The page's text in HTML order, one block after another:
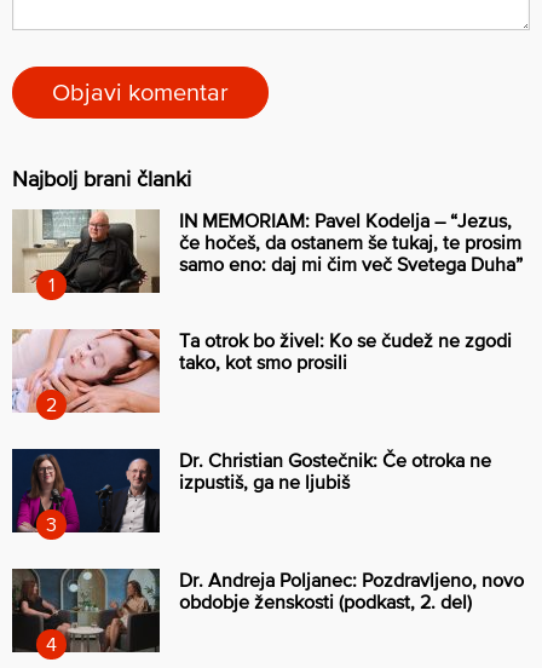
Najbolj brani članki
IN MEMORIAM: Pavel Kodelja – “Jezus,
če hočeš, da ostanem še tukaj, te prosim
samo eno: daj mi čim več Svetega Duha”
Ta otrok bo živel: Ko se čudež ne zgodi
tako, kot smo prosili
Dr. Christian Gostečnik: Če otroka ne
izpustiš, ga ne ljubiš
Dr. Andreja Poljanec: Pozdravljeno, novo
obdobje ženskosti (podkast, 2. del)